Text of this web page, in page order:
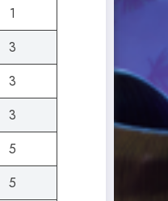
1
3
3
3
5
5